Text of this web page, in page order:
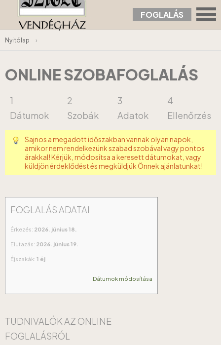
FOGLALÁS
Nyitólap ›
ONLINE SZOBAFOGLALÁS
1
Dátumok
2
Szobák
3
Adatok
4
Ellenőrzés
Sajnos a megadott időszakban vannak olyan napok,
amikor nem rendelkezünk szabad szobával vagy pontos
árakkal! Kérjük, módosítsa a keresett dátumokat, vagy
küldjön érdeklődést és megküldjük Önnek ajánlatunkat!
FOGLALÁS ADATAI
Érkezés: 2026. június 18.
Elutazás: 2026. június 19.
Éjszakák: 1 éj
Dátumok módosítása
TUDNIVALÓK AZ ONLINE
FOGLALÁSRÓL